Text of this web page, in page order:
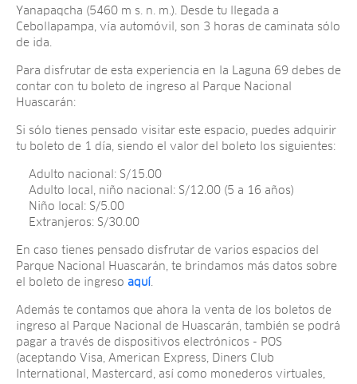
Yanapaqcha (5460 m s. n. m.). Desde tu llegada a
Cebollapampa, vía automóvil, son 3 horas de caminata sólo
de ida.
Para disfrutar de esta experiencia en la Laguna 69 debes de
contar con tu boleto de ingreso al Parque Nacional
Huascarán:
Si sólo tienes pensado visitar este espacio, puedes adquirir
tu boleto de 1 día, siendo el valor del boleto los siguientes:
Adulto nacional: S/15.00
Adulto local, niño nacional: S/12.00 (5 a 16 años)
Niño local: S/5.00
Extranjeros: S/30.00
En caso tienes pensado disfrutar de varios espacios del
Parque Nacional Huascarán, te brindamos más datos sobre
el boleto de ingreso aquí.
Además te contamos que ahora la venta de los boletos de
ingreso al Parque Nacional de Huascarán, también se podrá
pagar a través de dispositivos electrónicos - POS
(aceptando Visa, American Express, Diners Club
International, Mastercard, así como monederos virtuales,